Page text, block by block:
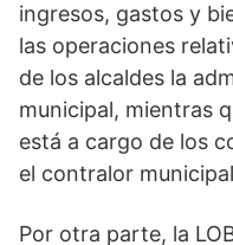
ingresos, gastos y
las operaciones
de los alcaldes la
municipal, mientras
está a cargo de los
el contralor
Por otra parte, la